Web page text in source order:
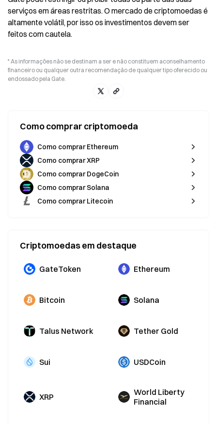
serviços em áreas restritas. O mercado de criptomoedas é
altamente volátil, por isso os investimentos devem ser
feitos com cautela.
* As informações não se destinam a ser e não constituem aconselhamento
financeiro ou qualquer outra recomendação de qualquer tipo oferecido ou
endossado pela Gate.
Como comprar criptomoeda
Como comprar Ethereum
Como comprar XRP
Como comprar DogeCoin
Como comprar Solana
Como comprar Litecoin
Criptomoedas em destaque
GateToken Ethereum
Bitcoin Solana
Talus Network Tether Gold
Sui USDCoin
XRP
World Liberty
Financial